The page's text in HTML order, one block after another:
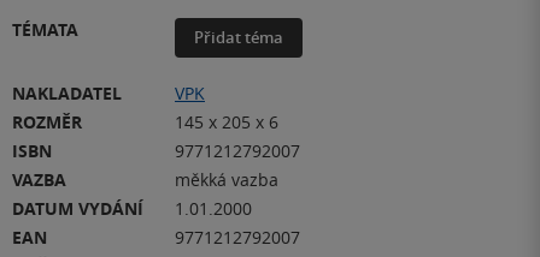
TÉMATA
Přidat téma
NAKLADATEL
VPK
ROZMĚR
145 x 205 x 6
ISBN
9771212792007
VAZBA
měkká vazba
DATUM VYDÁNÍ
1.01.2000
EAN
9771212792007